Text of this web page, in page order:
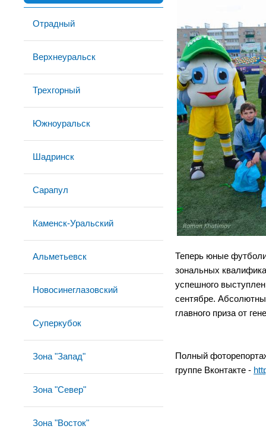
Отрадный
Верхнеуральск
Трехгорный
Южноуральск
Шадринск
Сарапул
Каменск-Уральский
Альметьевск
Новосинеглазовский
Суперкубок
Зона "Запад"
Зона "Север"
Зона "Восток"
Теперь юные
зональных
успешного
сентябре.
главного приза от
Полный
группе Вконтакте -